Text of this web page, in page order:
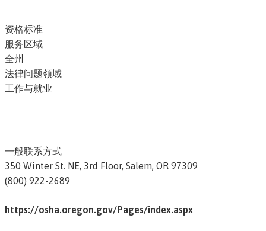
资格标准
服务区域
全州
法律问题领域
工作与就业
一般联系方式
350 Winter St. NE, 3rd Floor, Salem, OR 97309
(800) 922-2689
https://osha.oregon.gov/Pages/index.aspx